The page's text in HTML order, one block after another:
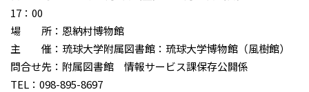
17：00
場 所：恩納村博物館
主 催：琉球大学附属図書館：琉球大学博物館（風樹館）
問合せ先：附属図書館 情報サービス課保存公開係
TEL：098-895-8697